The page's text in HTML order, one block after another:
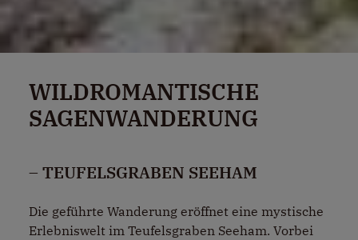
WILDROMANTISCHE
SAGENWANDERUNG
– TEUFELSGRABEN SEEHAM
Die geführte Wanderung eröffnet eine mystische
Erlebniswelt im Teufelsgraben Seeham. Vorbei